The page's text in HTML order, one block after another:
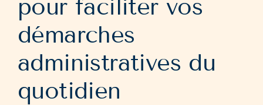
pour faciliter vos
démarches
administratives du
quotidien